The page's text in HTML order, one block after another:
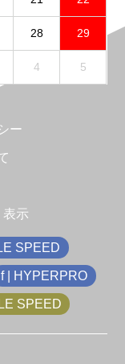
28 29
4 5
ー
示
SPEED
f | HYPERPRO
SPEED